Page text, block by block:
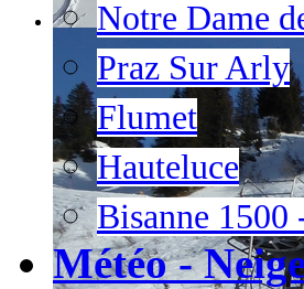
Notre Dame
Praz Sur Arly
Flumet
Hauteluce
Bisanne
Météo -